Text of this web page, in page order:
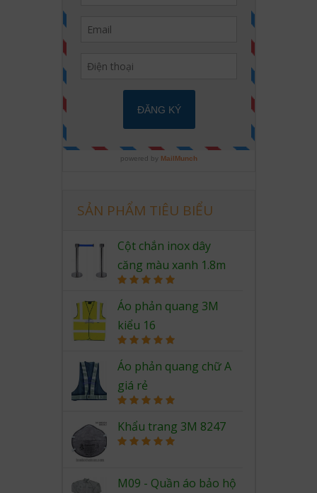
SẢN PHẨM TIÊU BIỂU
Cột chắn inox dây
căng màu xanh 1.8m
out of 5
Áo phản quang 3M
kiểu 16
out of 5
Áo phản quang chữ A
giá rẻ
out of 5
Khẩu trang 3M 8247
M09 - Quần áo bảo hộ